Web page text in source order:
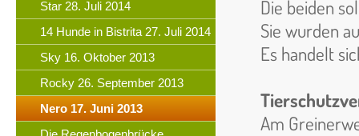
Star 28. Juli 2014
14 Hunde in Bistrita 27. Juli 2014
Sky 16. Oktober 2013
Rocky 26. September 2013
Nero 17. Juni 2013
Die beiden
Sie wurden
Es handelt
Am